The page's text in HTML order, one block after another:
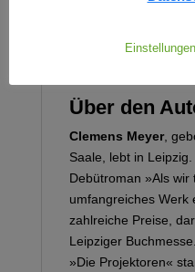
Uwe Tellkamp –
Über den
Clemens Meyer,
Saale, lebt in
Debütroman »Als
umfangreiches Werk
zahlreiche Preise,
Leipziger
»Die Projektoren«
Einstellungen